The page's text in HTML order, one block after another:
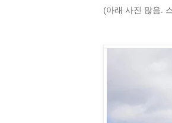
(아래 사진 많음.